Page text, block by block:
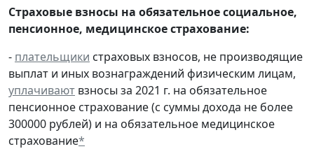
Страховые взносы на обязательное социальное,
пенсионное, медицинское страхование:
- плательщики страховых взносов, не производящие
выплат и иных вознаграждений физическим лицам,
уплачивают взносы за 2021 г. на обязательное
пенсионное страхование (с суммы дохода не более
300000 рублей) и на обязательное медицинское
страхование*